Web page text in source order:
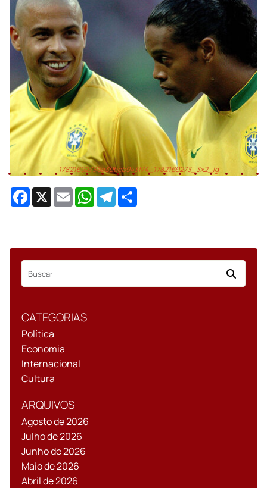
Facebook
X Email WhatsAppTelegram
CATEGORIAS
Política
Economia
Internacional
Cultura
ARQUIVOS
Agosto de 2026
Julho de 2026
Junho de 2026
Maio de 2026
Abril de 2026